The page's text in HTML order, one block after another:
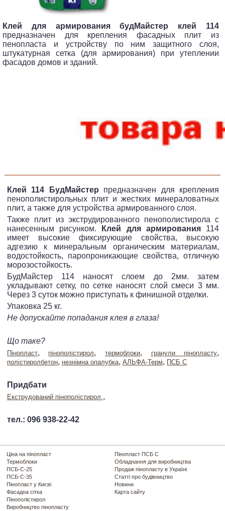
Клей для армирования будМайстер клей 114
предназначен для крепления фасадных плит из
пенопласта и устройству по ним защитного слоя,
штукатурная сетка (для армирования) при утеплении
фасадов домов и зданий.
Клей 114 БудМайстер предназначен для крепления
пенополистирольных плит и жестких минераловатных
плит, а также для устройства армированного слоя.
Также плит из экструдированного пенополистирола с
нанесенным рисунком.
Клей для армирования114
имеет высокие фиксирующие свойства, высокую
адгезию к минеральным органическим материалам,
водостойкость, паропроникающие свойства, отличную
морозостойкость.
БудМайстер 114 наносят слоем до 2мм. затем
укладывают сетку, по сетке наносят слой смеси 3 мм.
Через 3 суток можно приступать к финишной отделки.
Упаковка 25 кг.
Не допускайте попадания клея в глаза!
Що таке?
Пінопласт, пінополістирол,термоблоки, гранули пінопласту,
полістиролбетон, незнімна опалубка, АЛЬФА-Терм, ПСБ С
Придбати
Екструдований пінополістирол ,
тел.: 096 938-22-42
Ціна на пінопласт
Термоблоки
ПСБ-С-25
ПСБ-С-35
Пінопласт у Києві
Фасадна сітка
Пінополістирол
Виробництво пінопласту
Пінопласт ПСБ С
Обладнання для виробництва
Продаж пінопласту в Україні
Статті про будівництво
Новини
Карта сайту